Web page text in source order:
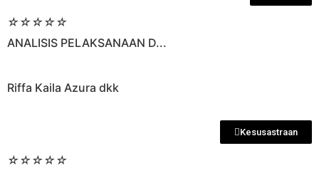
☆☆☆☆☆
ANALISIS PELAKSANAAN D...
Riffa Kaila Azura dkk
Kesusastraan
☆☆☆☆☆